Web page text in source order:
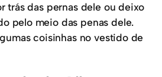
trás das pernas dele ou deixo
pelo meio das penas dele.
coisinhas no vestido de